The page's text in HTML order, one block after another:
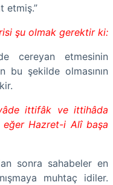
etmiş.”
şu olmak gerektir ki:
cereyan etmesinin
bu şekilde olmasının
ittifâk ve ittihâda
eğer Hazret-i Alî başa
sonra sahabeler en
muhtaç idiler.